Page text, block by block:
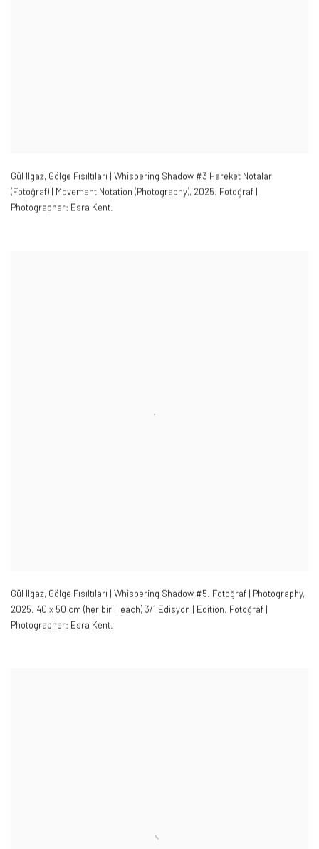
Gül Ilgaz, Gölge Fısıltıları | Whispering Shadow #3 Hareket Notaları
(Fotoğraf) | Movement Notation (Photography), 2025. Fotoğraf |
Photographer: Esra Kent.
Gül Ilgaz, Gölge Fısıltıları | Whispering Shadow #5. Fotoğraf | Photography,
2025. 40 x 50 cm (her biri | each) 3/1 Edisyon | Edition. Fotoğraf |
Photographer: Esra Kent.